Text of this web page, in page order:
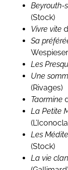
Beyrouth-
(Stock)
Vivre vite
Sa
Les
Une
(Rivages)
Taormine
La Petite
Les
(Stock)
La vie